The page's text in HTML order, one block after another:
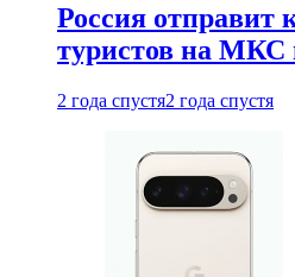
Россия отправит
туристов на МКС
2 года спустя2 года спустя